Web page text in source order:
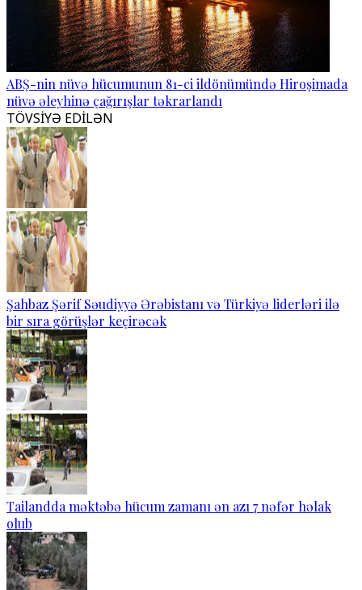
ABŞ-nin nüvə hücumunun 81-ci ildönümündə Hiroşimada
nüvə əleyhinə çağırışlar təkrarlandı
TÖVSİYƏ EDİLƏN
Şahbaz Şərif Səudiyyə Ərəbistanı və Türkiyə liderləri ilə
bir sıra görüşlər keçirəcək
Tailandda məktəbə hücum zamanı ən azı 7 nəfər həlak
olub